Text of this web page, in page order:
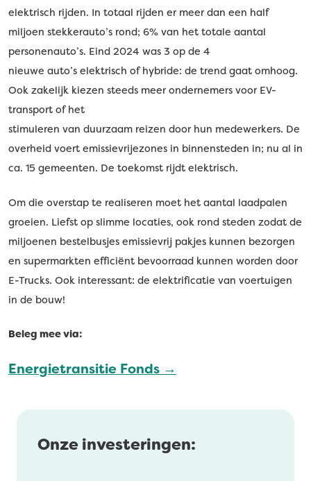
elektrisch rijden. In totaal rijden er meer dan een half
miljoen stekkerauto’s rond; 6% van het totale aantal
personenauto’s. Eind 2024 was 3 op de 4
nieuwe auto’s elektrisch of hybride: de trend gaat omhoog.
Ook zakelijk kiezen steeds meer ondernemers voor EV-
transport of het
stimuleren van duurzaam reizen door hun medewerkers. De
overheid voert emissievrijezones in binnensteden in; nu al in
ca. 15 gemeenten. De toekomst rijdt elektrisch.
Om die overstap te realiseren moet het aantal laadpalen
groeien. Liefst op slimme locaties, ook rond steden zodat de
miljoenen bestelbusjes emissievrij pakjes kunnen bezorgen
en supermarkten efficiënt bevoorraad kunnen worden door
E-Trucks. Ook interessant: de elektrificatie van voertuigen
in de bouw!
Beleg mee via:
Energietransitie Fonds →
Onze investeringen: